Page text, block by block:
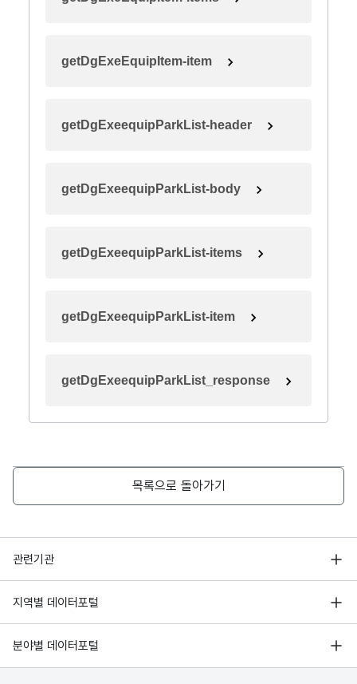
getDgExeEquipItem-item
getDgExeequipParkList-header
getDgExeequipParkList-body
getDgExeequipParkList-items
getDgExeequipParkList-item
getDgExeequipParkList_response
목록으로 돌아가기
관련기관
행정안전부
한국지능정보사회진흥원
국가정보자원관리원
지역별 데이터포털
서울 열린데이터광장
경기데이터드림
분야별 데이터포털
기상자료개방포털
국토교통부 공간정보오픈플랫폼